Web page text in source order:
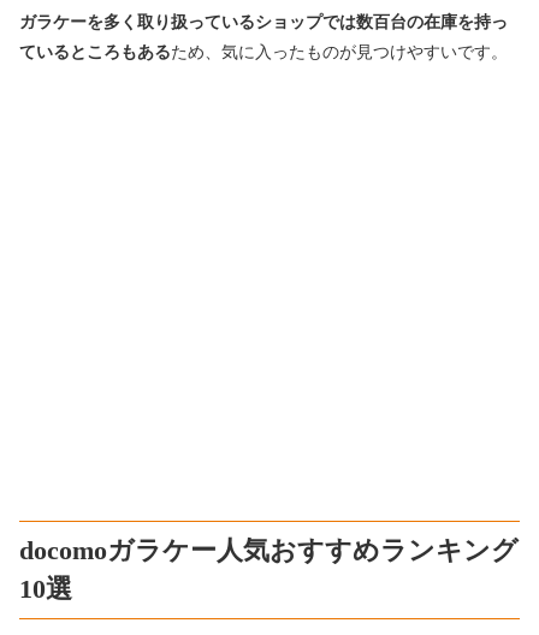
ガラケーを多く取り扱っているショップでは数百台の在庫を持っ
ているところもあるため、気に入ったものが見つけやすいです。
docomoガラケー人気おすすめランキング
10選